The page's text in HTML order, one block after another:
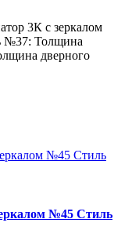
3К с зеркалом
№37: Толщина
дверного
№45 Стиль